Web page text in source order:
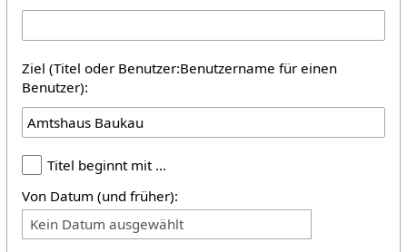
Ziel (Titel oder Benutzer:Benutzername für einen
Benutzer):
Titel beginnt mit …
Von Datum (und früher):
Kein Datum ausgewählt